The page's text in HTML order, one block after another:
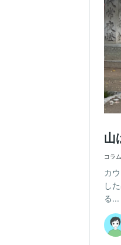
山
コラム
カ
し
る...